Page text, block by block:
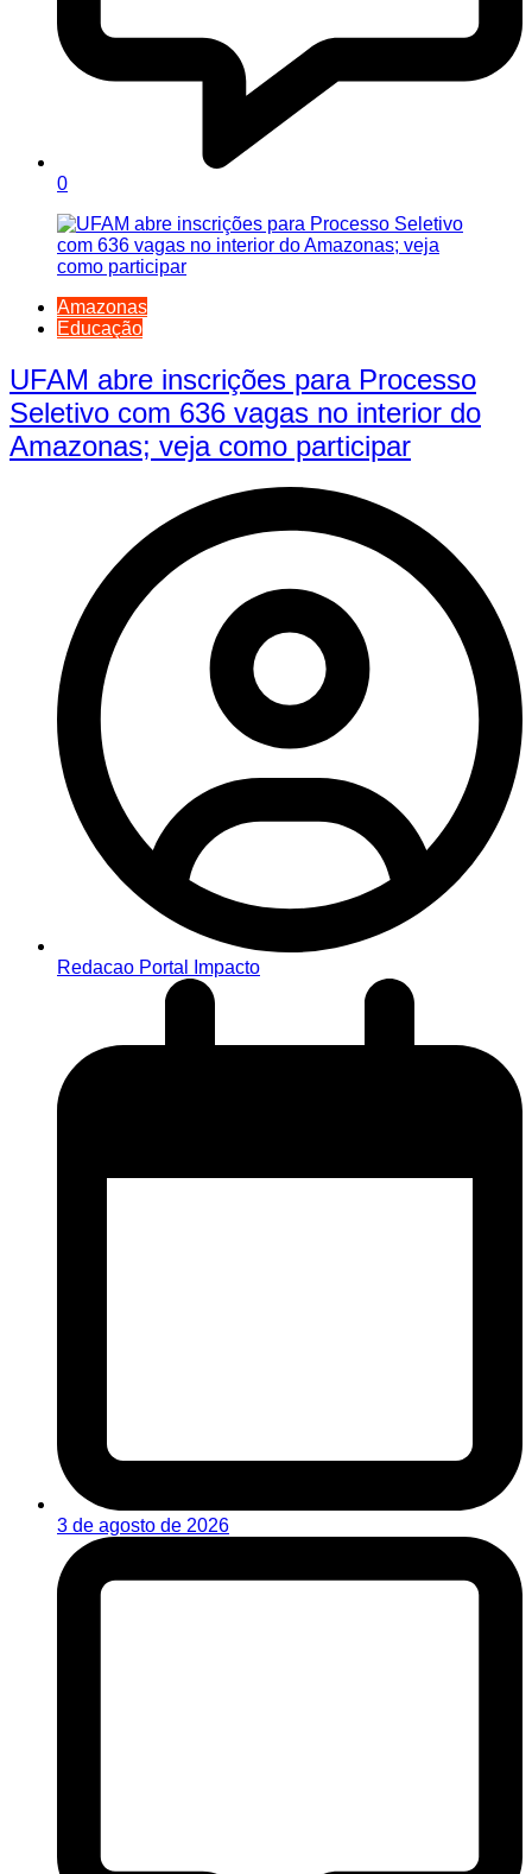
0
Amazonas
Educação
UFAM abre inscrições para Processo
Seletivo com 636 vagas no interior do
Amazonas; veja como participar
Redacao Portal Impacto
3 de agosto de 2026